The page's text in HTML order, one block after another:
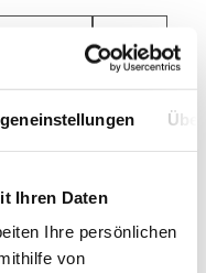
Ihren Daten
Ihre persönlichen
von